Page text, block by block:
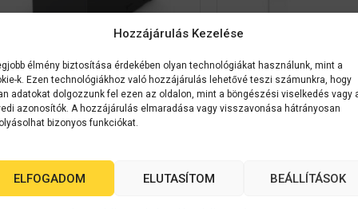
Hozzájárulás Kezelése
élmény biztosítása érdekében olyan technológiákat használunk, mint a
k. Ezen technológiákhoz való hozzájárulás lehetővé teszi számunkra, hogy
adatokat dolgozzunk fel ezen az oldalon, mint a böngészési viselkedés vagy
azonosítók. A hozzájárulás elmaradása vagy visszavonása hátrányosan
bizonyos funkciókat.
ELFOGADOM ELUTASÍTOM BEÁLLÍTÁSOK
Epson kellékanyag C13T671600
Epson T6716
(eredeti) C13T671600
Workforce Pro WF-
C5xxx/M52xx/M57xx széria
Epson kellékanyag
Epson T7891
4K (eredeti)
5110/5190/5620/